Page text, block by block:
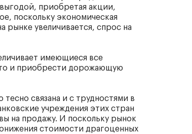
приобретая акции,
поскольку экономическая
рынке увеличивается, спрос на
имеющиеся все
и приобрести дорожающую
связана и с трудностями в
учреждения этих стран
на продажу. И поскольку рынок
стоимости драгоценных